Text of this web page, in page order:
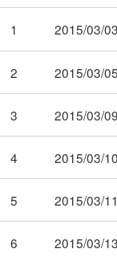
1 2015/03/03
2 2015/03/05
3 2015/03/09
4 2015/03/10
5 2015/03/11
6 2015/03/13